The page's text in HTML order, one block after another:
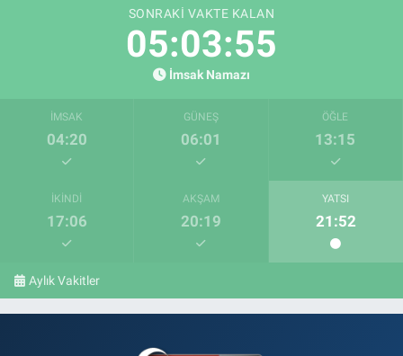
SONRAKI VAKTE KALAN
05:03:55
İmsak Namazı
İMSAK
04:20
GÜNEŞ
06:01
ÖĞLE
13:15
İKINDI
17:06
AKŞAM
20:19
YATSI
21:52
Aylık Vakitler